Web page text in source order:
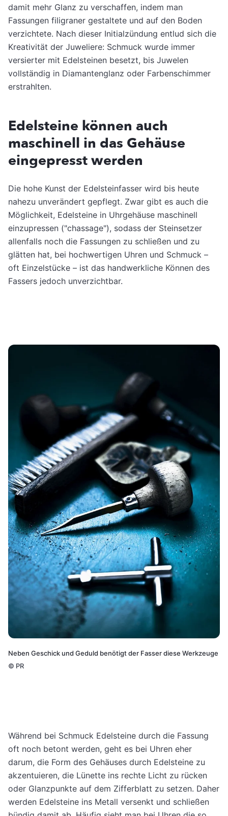
damit mehr Glanz zu verschaffen, indem man
Fassungen filigraner gestaltete und auf den Boden
verzichtete. Nach dieser Initialzündung entlud sich die
Kreativität der Juweliere: Schmuck wurde immer
versierter mit Edelsteinen besetzt, bis Juwelen
vollständig in Diamantenglanz oder Farbenschimmer
erstrahlten.
Edelsteine können auch
maschinell in das Gehäuse
eingepresst werden
Die hohe Kunst der Edelsteinfasser wird bis heute
nahezu unverändert gepflegt. Zwar gibt es auch die
Möglichkeit, Edelsteine in Uhrgehäuse maschinell
einzupressen ("chassage"), sodass der Steinsetzer
allenfalls noch die Fassungen zu schließen und zu
glätten hat, bei hochwertigen Uhren und Schmuck –
oft Einzelstücke – ist das handwerkliche Können des
Fassers jedoch unverzichtbar.
Neben Geschick und Geduld benötigt der Fasser diese Werkzeuge
© PR
Während bei Schmuck Edelsteine durch die Fassung
oft noch betont werden, geht es bei Uhren eher
darum, die Form des Gehäuses durch Edelsteine zu
akzentuieren, die Lünette ins rechte Licht zu rücken
oder Glanzpunkte auf dem Zifferblatt zu setzen. Daher
werden Edelsteine ins Metall versenkt und schließen